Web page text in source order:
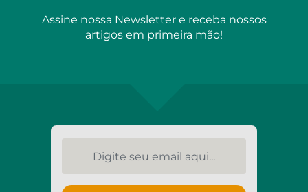
Assine nossa Newsletter e receba nossos
artigos em primeira mão!